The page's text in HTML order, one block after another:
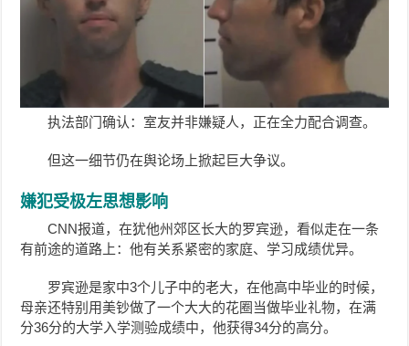
执法部门确认：室友并非嫌疑人，正在全力配合调查。
但这一细节仍在舆论场上掀起巨大争议。
嫌犯受极左思想影响
CNN报道，在犹他州郊区长大的罗宾逊，看似走在一条
有前途的道路上：他有关系紧密的家庭、学习成绩优异。
罗宾逊是家中3个儿子中的老大，在他高中毕业的时候，
母亲还特别用美钞做了一个大大的花圈当做毕业礼物，在满
分36分的大学入学测验成绩中，他获得34分的高分。